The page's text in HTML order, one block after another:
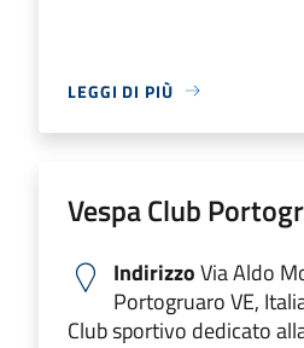
LEGGI DI PIÙ
Vespa Club
IndirizzoVia Aldo
Portogruaro VE,
Club sportivo dedicato